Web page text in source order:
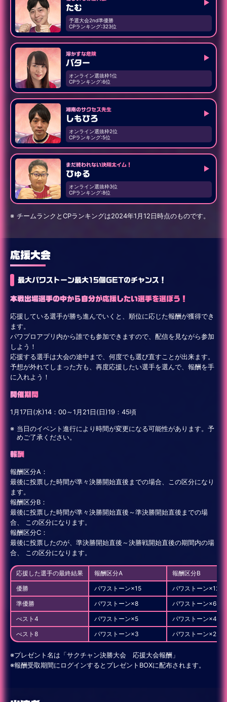
たむ
予選大会2nd準優勝
CPランキング:323位
溶かすな危険
バター
オンライン選抜枠1位
CPランキング:6位
湘南のサクセス先生
しもひろ
オンライン選抜枠2位
CPランキング:5位
まだ終われない決翔太イム！
ひゅる
オンライン選抜枠3位
CPランキング:8位
チームランクとCPランキングは2024年1月12日時点のものです。
応援大会
最大パワストーン最大15個GETのチャンス！
本戦出場選手の中から自分が応援したい選手を選ぼう！
応援している選手が勝ち進んでいくと、順位に応じた報酬が獲得でき
ます。
パワプロアプリ内から誰でも参加できますので、配信を見ながら参加
しよう！
応援する選手は大会の途中まで、何度でも選び直すことが出来ます。
予想が外れてしまった方も、再度応援したい選手を選んで、報酬を手
に入れよう！
開催期間
1月17日(水)14：00～1月21日(日)19：45頃
当日のイベント進行により時間が変更になる可能性があります。予
めご了承ください。
報酬
報酬区分A：
最後に投票した時間が準々決勝開始直後までの場合、この区分になり
ます。
報酬区分B：
最後に投票した時間が準々決勝開始直後～準決勝開始直後までの場
合、 この区分になります。
報酬区分C：
最後に投票したのが、準決勝開始直後～決勝戦開始直後の期間内の場
合、 この区分になります。
応援した選手の最終結果 報酬区分A
報酬区分B
優勝
パワストーン×15
パワストーン×12
準優勝
パワストーン×8
パワストーン×6
べスト4
パワストーン×5
パワストーン×4
べスト8
パワストーン×3 パワストーン×2
※プレゼント名は「サクチャン決勝大会 応援大会報酬」
※報酬受取期間にログインするとプレゼントBOXに配布されます。